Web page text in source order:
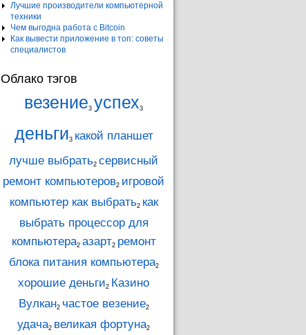
Лучшие производители компьютерной
техники
Чем выгодна работа с Bitcoin
Как вывести приложение в топ: советы
специалистов
Облако тэгов
везение3 успех3
деньги3 какой планшет
лучше выбрать2 сервисный
ремонт компьютеров2 игровой
компьютер как выбрать2 как
выбрать процессор для
компьютера2 азарт2 ремонт
блока питания компьютера2
хорошие деньги2 Казино
Вулкан2 частое везение2
удача2 великая фортуна2